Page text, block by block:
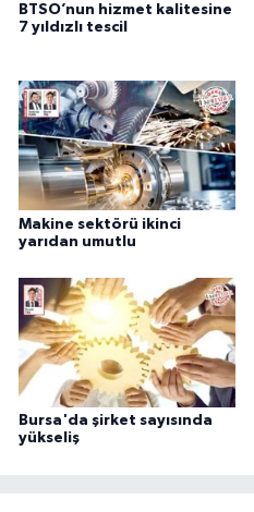
BTSO’nun hizmet kalitesine
7 yıldızlı tescil
Makine sektörü ikinci
yarıdan umutlu
Bursa'da şirket sayısında
yükseliş